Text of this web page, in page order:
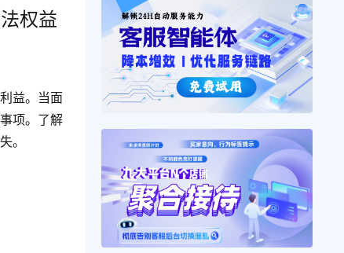
权益
益。当面
项。了解
。